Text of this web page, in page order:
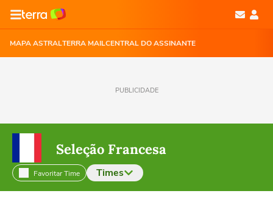
MAPA ASTRALTERRA MAILCENTRAL DO ASSINANTE
PUBLICIDADE
Seleção Francesa
Favoritar Time Times